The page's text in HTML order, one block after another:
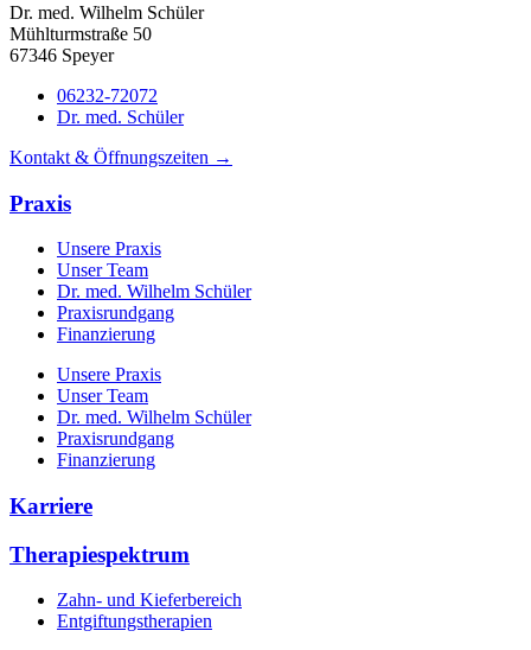
Dr. med. Wilhelm Schüler
Mühlturmstraße 50
67346 Speyer
06232-72072
Dr. med. Schüler
Kontakt & Öffnungszeiten →
Praxis
Unsere Praxis
Unser Team
Dr. med. Wilhelm Schüler
Praxisrundgang
Finanzierung
Unsere Praxis
Unser Team
Dr. med. Wilhelm Schüler
Praxisrundgang
Finanzierung
Karriere
Therapiespektrum
Zahn- und Kieferbereich
Entgiftungstherapien